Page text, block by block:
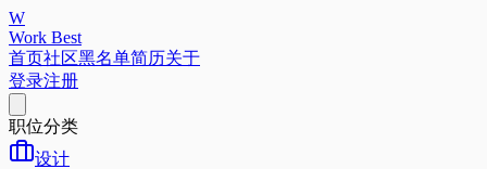
W
Work Best
首页社区黑名单简历关于
登录注册
职位分类
设计